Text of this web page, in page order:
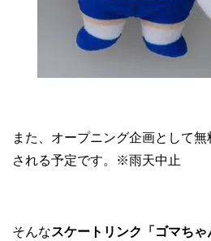
また、オープニング企画として
される予定です。※雨天中止
そんなスケートリンク「ゴマち